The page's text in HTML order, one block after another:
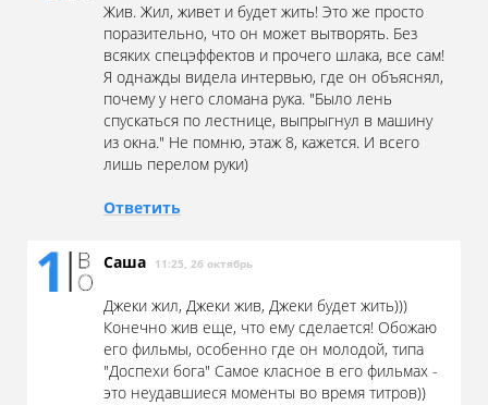
Жив. Жил, живет и будет жить! Это же просто
поразительно, что он может вытворять. Без
всяких спецэффектов и прочего шлака, все сам!
Я однажды видела интервью, где он объяснял,
почему у него сломана рука. "Было лень
спускаться по лестнице, выпрыгнул в машину
из окна." Не помню, этаж 8, кажется. И всего
лишь перелом руки)
Ответить
Саша 11:25, 26 октябрь
Джеки жил, Джеки жив, Джеки будет жить)))
Конечно жив еще, что ему сделается! Обожаю
его фильмы, особенно где он молодой, типа
"Доспехи бога" Самое класное в его фильмах -
это неудавшиеся моменты во время титров))